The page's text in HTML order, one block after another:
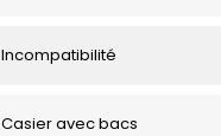
Incompatibilité
Casier avec bacs